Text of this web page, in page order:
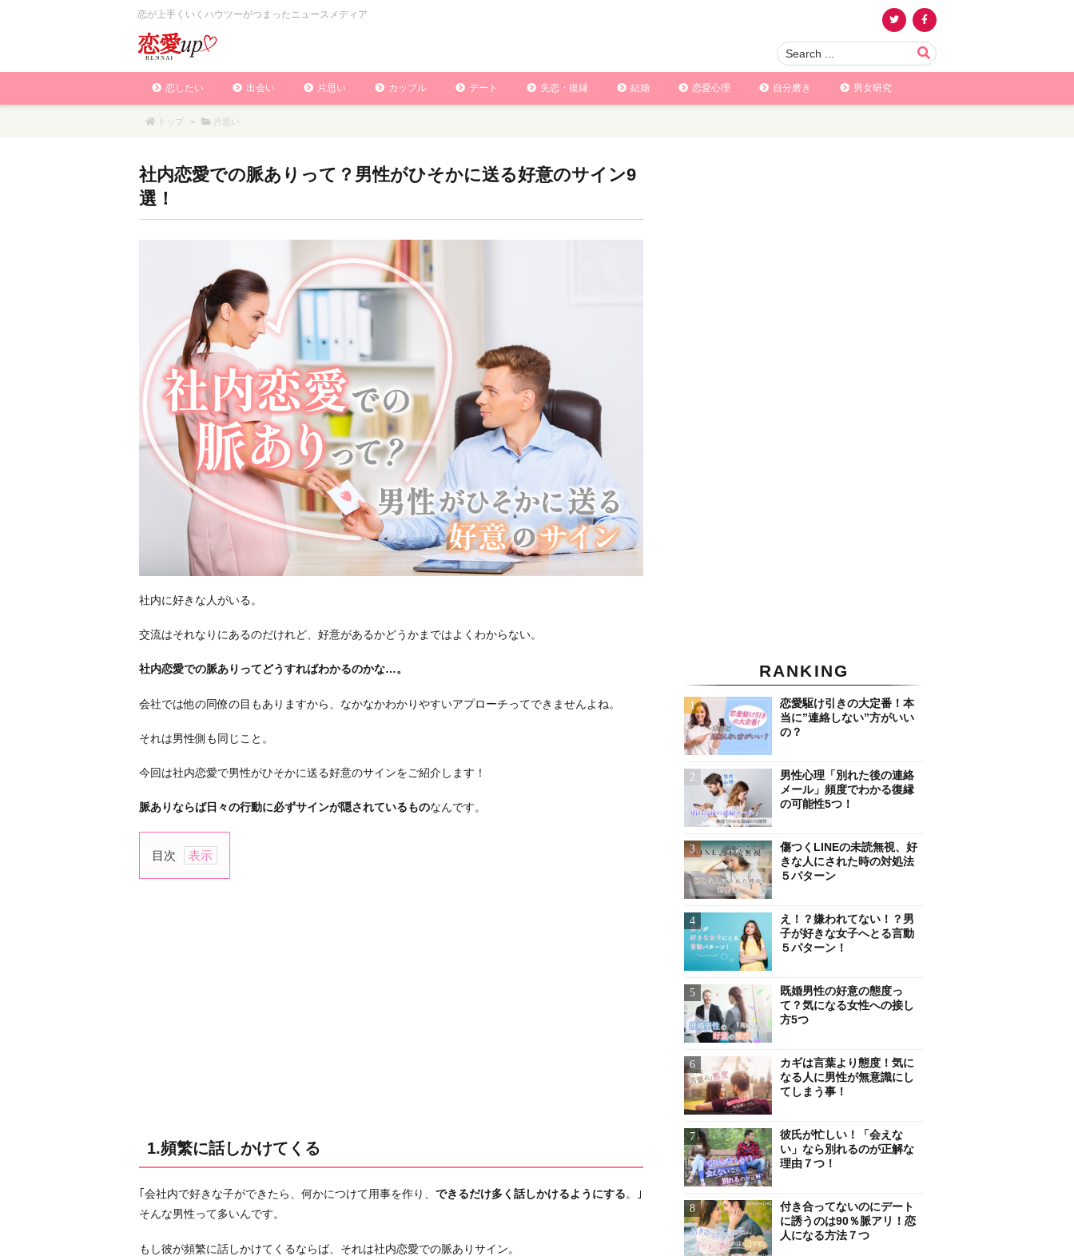
恋が上手くいくハウツーがつまったニュースメディア
恋したい 出会い 片思い カップル デート 失恋・復縁 結婚 恋愛心理 自分磨き 男女研究
トップ > 片思い
社内恋愛での脈ありって？男性がひそかに送る好意のサイン9
選！
社内に好きな人がいる。
交流はそれなりにあるのだけれど、好意があるかどうかまではよくわからない。
社内恋愛での脈ありってどうすればわかるのかな…。
会社では他の同僚の目もありますから、なかなかわかりやすいアプローチってできませんよね。
それは男性側も同じこと。
今回は社内恋愛で男性がひそかに送る好意のサインをご紹介します！
脈ありならば日々の行動に必ずサインが隠されているものなんです。
目次
1.
社
外
も
会
お
1.頻繁に話しかけてくる
｢会社内で好きな子ができたら、何かにつけて用事を作り、 できるだけ多く話しかけるようにする。｣
そんな男性って多いんです。
もし彼が頻繁に話しかけてくるならば、それは社内恋愛での脈ありサイン。
RANKING
恋愛駆け引きの大定番！本
当に”連絡しない”方がいい
の？
男性心理「別れた後の連絡
メール」頻度でわかる復縁
の可能性5つ！
傷つくLINEの未読無視、好
きな人にされた時の対処法
５パターン
え！？嫌われてない！？男
子が好きな女子へとる言動
５パターン！
既婚男性の好意の態度っ
て？気になる女性への接し
方5つ
カギは言葉より態度！気に
なる人に男性が無意識にし
てしまう事！
彼氏が忙しい！「会えな
い」なら別れるのが正解な
理由７つ！
付き合ってないのにデート
に誘うのは90％脈アリ！恋
人になる方法７つ